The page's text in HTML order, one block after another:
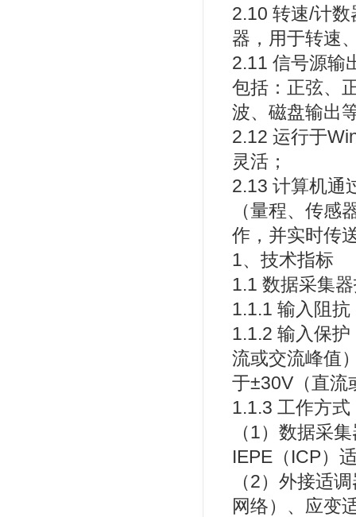
2.10 转速/计
器，用于转速
2.11 信号源输
包括：正弦、
波、磁盘输出
2.12 运行于
灵活；
2.13 计算机通
（量程、传感
作，并实时传
1、技术指标
1.1 数据采集
1.1.1 输入阻
1.1.2 输入保
流或交流峰值
于±30V（直流
1.1.3 工作方式
（1）数据采
IEPE（ICP）
（2）外接适
网络）、应变